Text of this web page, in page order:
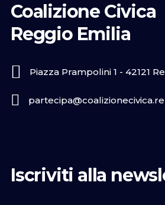
Coalizione Civica
Reggio Emilia
Piazza Prampolini 1 - 42121
partecipa@coalizionecivica.re
Iscriviti alla